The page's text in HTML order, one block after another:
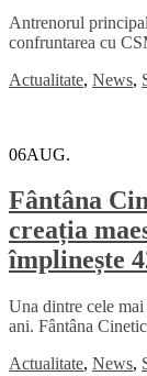
Antrenorul
confruntarea cu
Actualitate, News,
06AUG.
Fântâna
creația
împlinește
Una dintre cele
ani. Fântâna
Actualitate, News,